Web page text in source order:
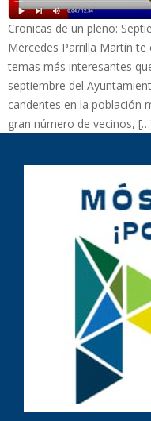
Cronicas de un pleno:
Mercedes Parrilla Martín
temas más interesantes
septiembre del
candentes en la población
gran número de vecinos,